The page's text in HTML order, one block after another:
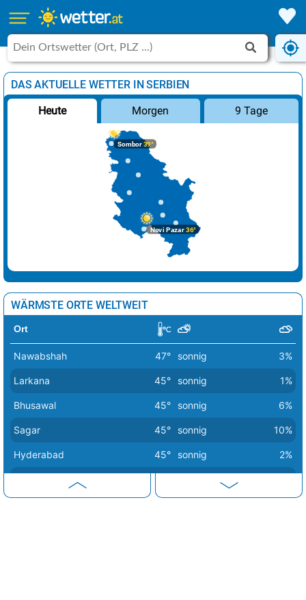
DAS AKTUELLE WETTER IN SERBIEN
Heute Morgen 9 Tage
Novi Pazar36°
Sombor39°
WÄRMSTE ORTE WELTWEIT
Ort
Nawabshah 47° sonnig 3%
Larkana 45° sonnig 1%
Bhusawal 45° sonnig 6%
Sagar 45° sonnig 10%
Hyderabad 45° sonnig 2%